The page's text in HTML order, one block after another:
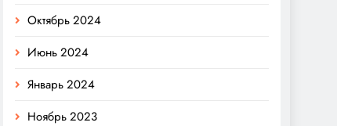
Октябрь 2024
Июнь 2024
Январь 2024
Ноябрь 2023